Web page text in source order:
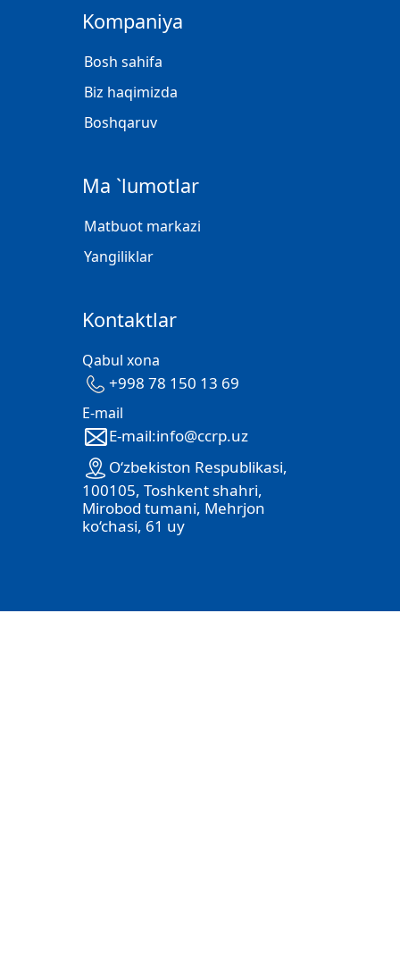
Kompaniya
Bosh sahifa
Biz haqimizda
Boshqaruv
Ma `lumotlar
Matbuot markazi
Yangiliklar
Kontaktlar
Qabul xona
+998 78 150 13 69
E-mail
E-mail:info@ccrp.uz
O‘zbekiston Respublikasi,
100105, Toshkent shahri,
Mirobod tumani, Mehrjon
ko‘chasi, 61 uy